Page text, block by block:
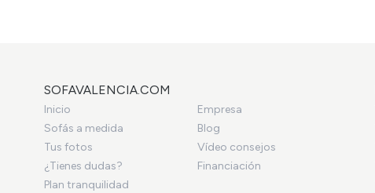
SOFAVALENCIA.COM
Inicio
Empresa
Sofás a medida
Blog
Tus fotos
Vídeo consejos
¿Tienes dudas?
Financiación
Plan tranquilidad